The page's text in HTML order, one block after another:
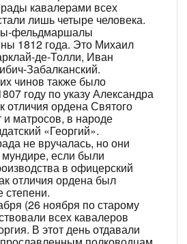
кавалерами всех
лишь четыре человека.
фельдмаршалы
1812 года. Это Михаил
де-Толли, Иван
Забалканский.
чинов также было
году по указу Александра
отличия ордена Святого
и матросов, в народе
«Георгий».
не вручалась, но они
если были
в офицерский
отличия ордена был
степени.
(26 ноября по старому
всех кавалеров
В этот день отдавали